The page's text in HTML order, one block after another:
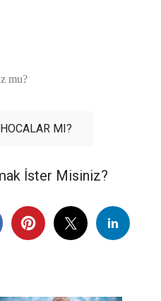
mu?
MI?
İster Misiniz?